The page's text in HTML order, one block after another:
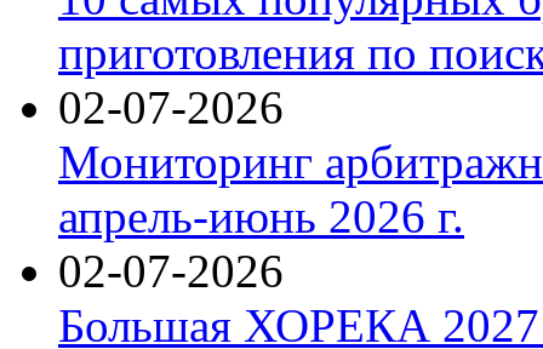
приготовления по
02-07-2026
Мониторинг
апрель-июнь 2026 г.
02-07-2026
Большая ХОРЕКА 2027: